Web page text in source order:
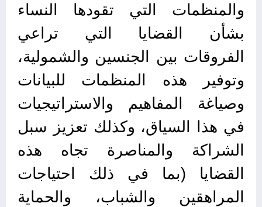
والمنظمات التي تقودها النساء
بشأن القضايا التي تراعي
الفروقات بين الجنسين والشمولية،
وتوفير هذه المنظمات للبيانات
وصياغة المفاهيم والاستراتيجيات
في هذا السياق، وكذلك تعزيز سبل
الشراكة والمناصرة تجاه هذه
القضايا (بما في ذلك احتياجات
المراهقين والشباب، والحماية